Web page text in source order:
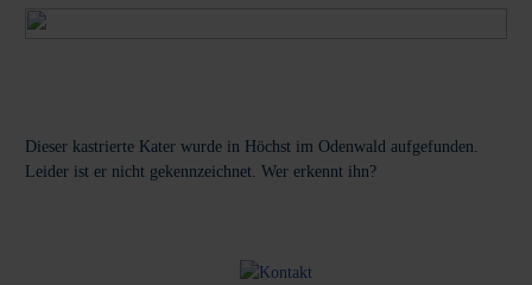
Dieser kastrierte Kater wurde in Höchst im Odenwald aufgefunden.
Leider ist er nicht gekennzeichnet. Wer erkennt ihn?